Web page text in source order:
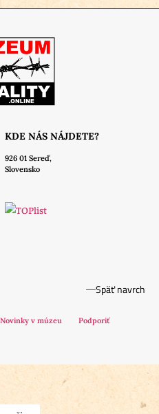
KDE NÁS NÁJDETE?
926 01 Sereď,
Slovensko
Späť navrch
Novinky v múzeu Podporiť